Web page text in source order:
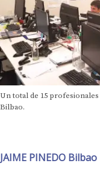
Un total de 15
Bilbao.
JAIME PINEDO Bilbao